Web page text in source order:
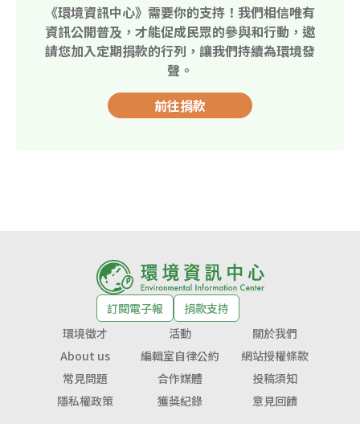
《環境資訊中心》需要你的支持！我們相信唯有
資訊公開普及，才能促成民眾的參與和行動，邀
請您加入定期捐款的行列，讓我們持續為環境發
聲。
前往捐款
訂閱電子報
捐款支持
環境徵才
活動
關於我們
About us
編輯室自律公約
網站授權條款
常見問題
合作媒體
投稿須知
隱私權政策
獲獎紀錄 意見回饋